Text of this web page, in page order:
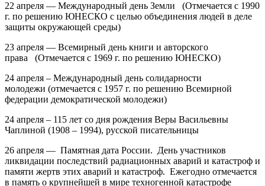
22 апреля — Международный день Земли (Отмечается с 1990
г. по решению ЮНЕСКО с целью объединения людей в деле
защиты окружающей среды)
23 апреля — Всемирный день книги и авторского
права (Отмечается с 1969 г. по решению ЮНЕСКО)
24 апреля – Международный день солидарности
молодежи (отмечается с 1957 г. по решению Всемирной
федерации демократической молодежи)
24 апреля – 115 лет со дня рождения Веры Васильевны
Чаплиной (1908 – 1994), русской писательницы
26 апреля — Памятная дата России. День участников
ликвидации последствий радиационных аварий и катастроф и
памяти жертв этих аварий и катастроф. Ежегодно отмечается
в память о крупнейшей в мире техногенной катастрофе